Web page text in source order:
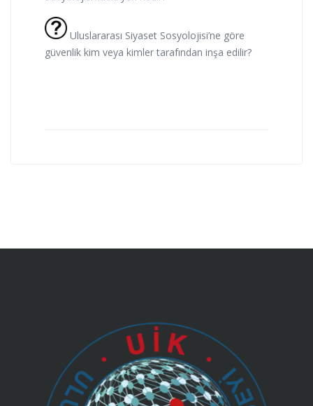
Uluslararası Siyaset Sosyolojisi’ne göre
güvenlik kim veya kimler tarafından inşa edilir?